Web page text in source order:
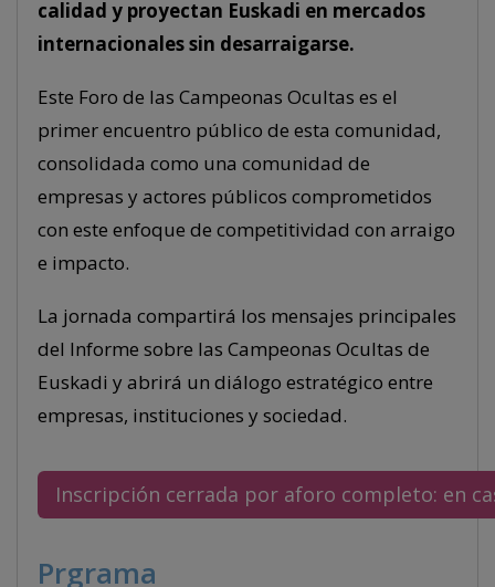
calidad y proyectan Euskadi en mercados
internacionales sin desarraigarse.
Este Foro de las Campeonas Ocultas es el
primer encuentro público de esta comunidad,
consolidada como una comunidad de
empresas y actores públicos comprometidos
con este enfoque de competitividad con arraigo
e impacto.
La jornada compartirá los mensajes principales
del Informe sobre las Campeonas Ocultas de
Euskadi y abrirá un diálogo estratégico entre
empresas, instituciones y sociedad.
Inscripción cerrada por aforo completo: en
Prgrama